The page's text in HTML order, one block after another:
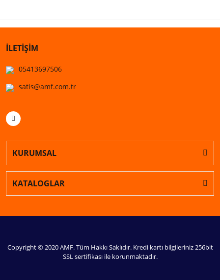
İLETİŞİM
05413697506
satis@amf.com.tr
KURUMSAL
KATALOGLAR
Copyright © 2020 AMF. Tüm Hakkı Saklıdır. Kredi kartı bilgileriniz 256bit
SSL sertifikası ile korunmaktadır.